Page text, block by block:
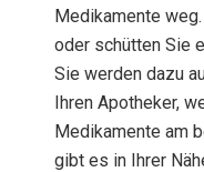
Medikamente
oder schütten Sie
Sie werden dazu
Ihren Apotheker,
Medikamente am
gibt es in Ihrer